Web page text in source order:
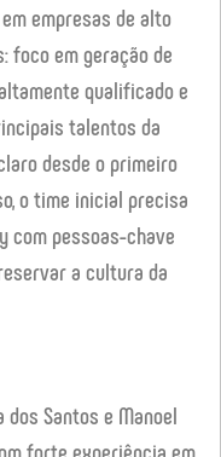
empresas de alto
foco em geração de
qualificado e
talentos da
desde o primeiro
o time inicial precisa
com pessoas-chave
a cultura da
dos Santos e Manoel
forte experiência em